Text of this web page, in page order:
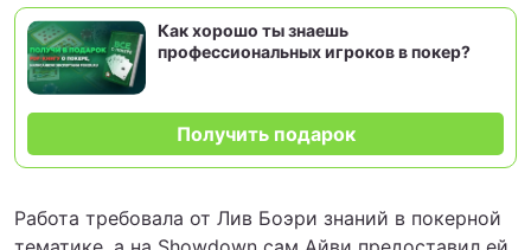
Как хорошо ты знаешь
профессиональных игроков в покер?
Получить подарок
Работа требовала от Лив Боэри знаний в покерной